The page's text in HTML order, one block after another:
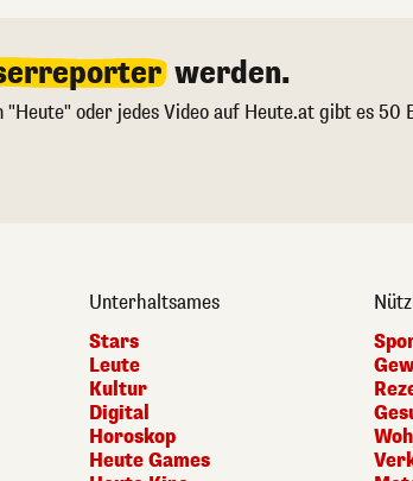
werden.
"Heute" oder jedes Video auf Heute.at gibt es 50
Unterhaltsames
Stars
Leute
Kultur
Digital
Horoskop
Heute Games